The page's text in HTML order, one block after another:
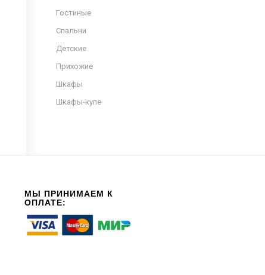
Гостиные
Спальни
Детские
Прихожие
Шкафы
Шкафы-купе
МЫ ПРИНИМАЕМ К
ОПЛАТЕ: